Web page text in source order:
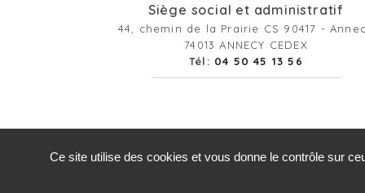
Siège social et administratif
44, chemin de la Prairie CS 90417 -
74013 ANNECY CEDEX
Tél: 04 50 45 13 56
©2019-26 AST74 - Tous droits
Ce site utilise des cookies et vous donne le contrôle sur